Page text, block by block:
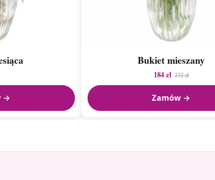
→
Bukiet mieszany
184 zł 232 zł
Zamów →